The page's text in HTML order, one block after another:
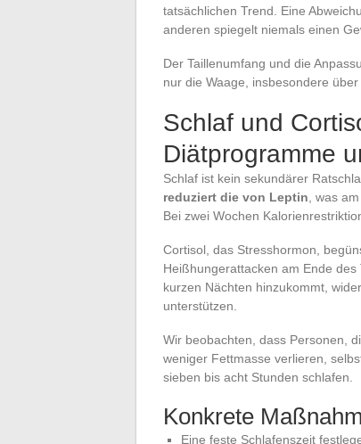
tatsächlichen Trend. Eine
anderen spiegelt niemals einen
Der Taillenumfang und die
nur die Waage, insbesondere
Schlaf und
Diätprogramme
Schlaf ist kein sekundärer
reduziert die von Leptin , was
Bei zwei Wochen
Cortisol, das Stresshormon,
Heißhungerattacken am Ende
kurzen Nächten hinzukommt,
unterstützen.
Wir beobachten, dass Personen,
weniger Fettmasse verlieren,
sieben bis acht Stunden schlafen.
Konkrete
Eine feste Schlafenszeit